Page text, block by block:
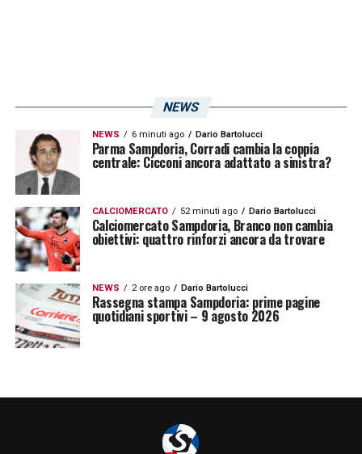
NEWS
NEWS 6 minuti ago Dario Bartolucci
Parma Sampdoria, Corradi cambia la coppia
centrale: Cicconi ancora adattato a sinistra?
CALCIOMERCATO 52 minuti ago Dario Bartolucci
Calciomercato Sampdoria, Branco non cambia
obiettivi: quattro rinforzi ancora da trovare
NEWS 2 ore ago Dario Bartolucci
Rassegna stampa Sampdoria: prime pagine
quotidiani sportivi – 9 agosto 2026